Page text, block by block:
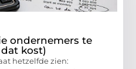
ondernemers te
kost)
hetzelfde zien: